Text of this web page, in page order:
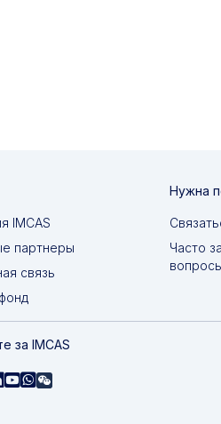
IMCAS
партнеры
связь
Нужна
Часто
за IMCAS